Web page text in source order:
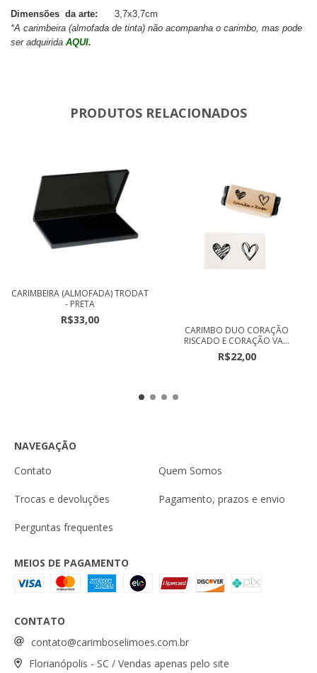
Dimensões da arte:
3,7x3,7cm
*A carimbeira (almofada de tinta) não acompanha o carimbo, mas pode
ser adquirida AQUI.
PRODUTOS RELACIONADOS
CARIMBEIRA (ALMOFADA) TRODAT
- PRETA
R$33,00
CARIMBO DUO CORAÇÃO
RISCADO E CORAÇÃO VA...
R$22,00
NAVEGAÇÃO
Contato
Quem Somos
Trocas e devoluções Pagamento, prazos e envio
Perguntas frequentes
MEIOS DE PAGAMENTO
CONTATO
contato@carimboselimoes.com.br
Florianópolis - SC / Vendas apenas pelo site